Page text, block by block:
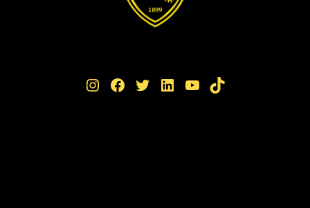
Instagram Facebook Twitter LinkedIn YouTube TikTok